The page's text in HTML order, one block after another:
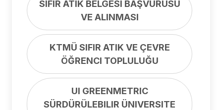
SIFIR ATIK BELGESI BAŞVURUSU
VE ALINMASI
KTMÜ SIFIR ATIK VE ÇEVRE
ÖĞRENCI TOPLULUĞU
UI GREENMETRIC
SÜRDÜRÜLEBILIR ÜNIVERSITE